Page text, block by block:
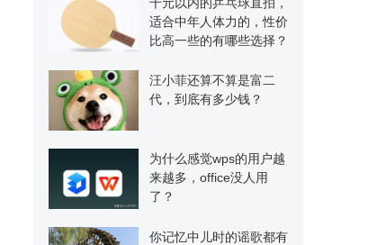
适合中年人体力的，性价
比高一些的有哪些选择？
汪小菲还算不算是富二
代，到底有多少钱？
为什么感觉wps的用户越
来越多，office没人用
了？
你记忆中儿时的谣歌都有